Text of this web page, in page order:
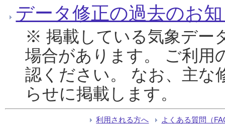
データ修正の過去のお
※ 掲載している気象デー
場合があります。 ご利用
認ください。 なお、主な
らせに掲載します。
利用される方へ よくある質問（